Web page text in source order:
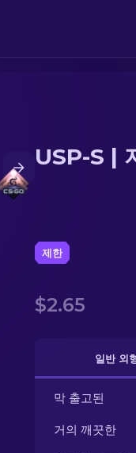
USP-S |
제한
$2.65
일반 외
막 출고된
거의 깨끗한